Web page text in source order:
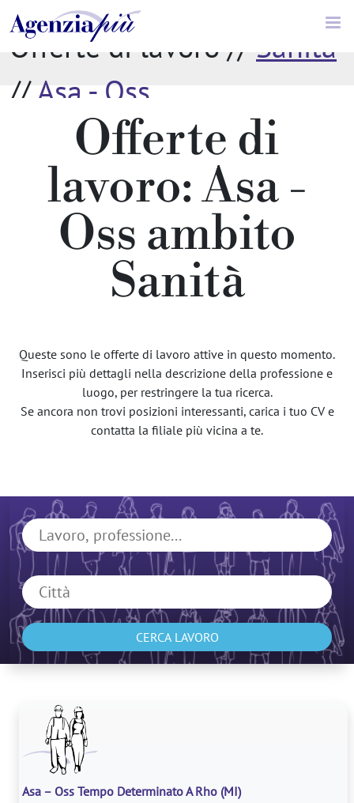
Offerte di lavoro // Sanità
//Asa - Oss
Offerte di
lavoro: Asa -
Oss ambito
Sanità
Queste sono le offerte di lavoro attive in questo momento.
Inserisci più dettagli nella descrizione della professione e
luogo, per restringere la tua ricerca.
Se ancora non trovi posizioni interessanti, carica i tuo CV e
contatta la filiale più vicina a te.
CERCA LAVORO
Asa – Oss Tempo Determinato A Rho (MI)